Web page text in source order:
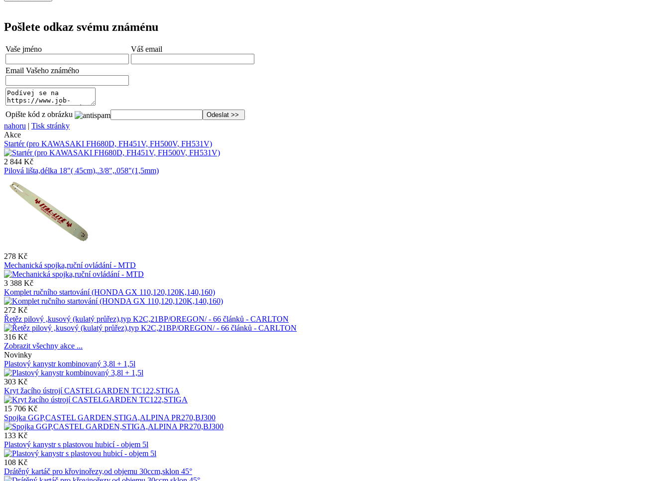
Pošlete odkaz svému známénu
Vaše jméno Váš email
Email Vašeho známého
Opište kód z obrázku
nahoru | Tisk stránky
Akce
Startér (pro KAWASAKI FH680D, FH451V, FH500V, FH531V)
2 844 Kč
Pilová lišta,délka 18"( 45cm),.3/8",.058"(1,5mm)
278 Kč
Mechanická spojka,ruční ovládání - MTD
3 388 Kč
Komplet ručního startování (HONDA GX 110,120,120K,140,160)
272 Kč
Řetěz pilový ,kusový (kulatý průřez),typ K2C,21BP/OREGON/ - 66 článků - CARLTON
316 Kč
Zobrazit všechny akce ...
Novinky
Plastový kanystr kombinovaný 3,8l + 1,5l
303 Kč
Kryt žacího ústrojí CASTELGARDEN TC122,STIGA
15 706 Kč
Spojka GGP,CASTEL GARDEN,STIGA,ALPINA PR270,BJ300
133 Kč
Plastový kanystr s plastovou hubicí - objem 5l
108 Kč
Drátěný kartáč pro křovinořezy,od objemu 30ccm,sklon 45°